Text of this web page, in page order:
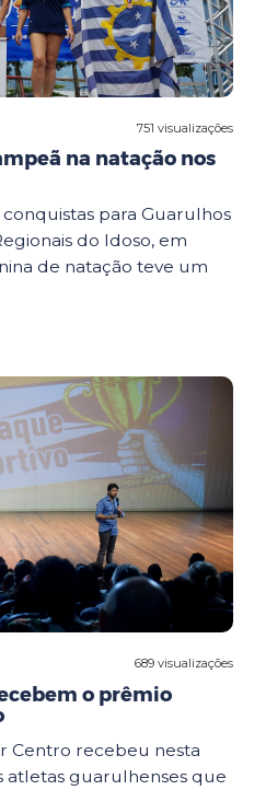
751 visualizações
na natação nos
para Guarulhos
do Idoso, em
de natação teve um
689 visualizações
o prêmio
Centro recebeu nesta
atletas guarulhenses que